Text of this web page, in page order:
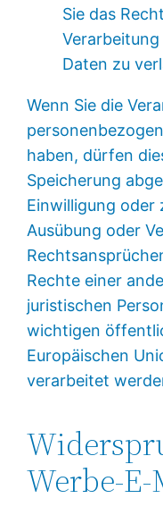
Sie das
Daten zu
Wenn Sie die
haben, dürfen
Speicherung
Einwilligung oder
Ausübung oder
Rechte einer
juristischen
wichtigen
Europäischen
verarbeitet
Werbe-